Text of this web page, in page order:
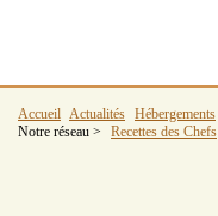
Accueil Actualités Hébergements
Notre réseau >
Recettes des Chefs